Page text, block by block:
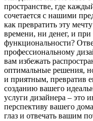
пространстве, где
сочетается с нашими
как превратить эту
времени, ни денег, и при
функциональности?
профессиональному
вам избежать
оптимальные решения,
и приятным, превратив
созданию вашего
услуги дизайнера – это
перспективу вашего
глаз и отвечать вашим